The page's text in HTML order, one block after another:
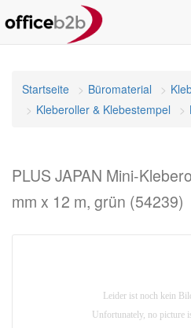
Startseite Büromaterial
Kleberoller & Klebestempel
PLUS JAPAN Mini-
mm x 12 m, grün (54239)